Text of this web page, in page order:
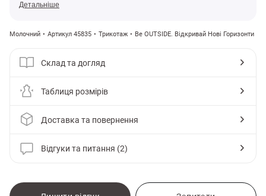
Детальніше
Молочний Артикул 45835 Трикотаж Be OUTSIDE. Відкривай Нові Горизонти
Склад та догляд
Таблиця розмірів
Доставка та повернення
Відгуки та питання (2)